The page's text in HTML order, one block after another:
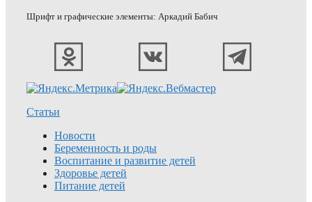
Шрифт и графические элементы: Аркадий Бабич
Статьи
Новости
Беременность и роды
Воспитание и развитие детей
Здоровье детей
Питание детей